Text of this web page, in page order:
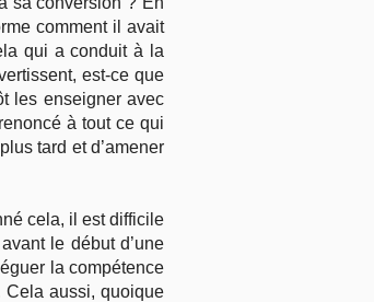
comment il avait
qui a conduit à la
est-ce que
les enseigner avec
à tout ce qui
tard et d’amener
cela, il est difficile
le début d’une
la compétence
Cela aussi, quoique